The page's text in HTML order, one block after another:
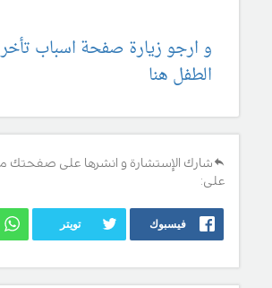
و ارجو زيارة صفحة اسباب
الطفل هنا
شارك الإستشارة و انشرها على صفحتك
على:
فيسبوك تويتر